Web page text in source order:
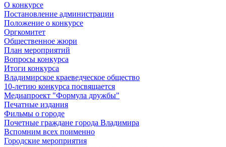
О конкурсе
Постановление администрации
Положение о конкурсе
Оргкомитет
Общественное жюри
План мероприятий
Вопросы конкурса
Итоги конкурса
Владимирское краеведческое общество
10-летию конкурса посвящается
Медиапроект "Формула дружбы"
Печатные издания
Фильмы о городе
Почетные граждане города Владимира
Вспомним всех поименно
Городские мероприятия